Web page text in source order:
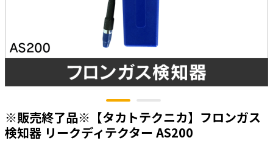
電源ケーブル／コネクタ／分電盤／ブレ
スイッチ・コンセント（配線器具）
ボックス・ビニル電線管付属品・引き込
みカバー
※販売終了品※【タカトテクニカ】フロンガス
検知器 リークディテクター AS200